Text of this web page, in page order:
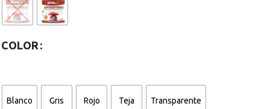
COLOR
Blanco Gris Rojo Teja Transparente